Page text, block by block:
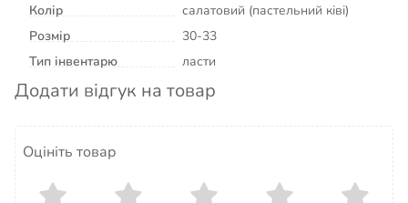
Колір
салатовий (пастельний ківі)
Розмір
30-33
Тип інвентарю
ласти
Додати відгук на товар
Оцініть товар